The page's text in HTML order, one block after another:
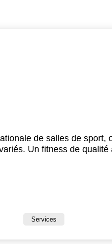
de salles de sport,
Un fitness de
Services